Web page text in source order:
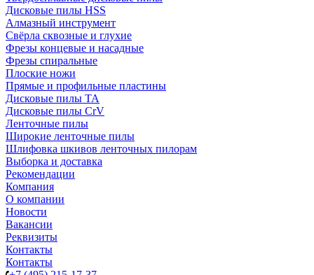
Дисковые пилы HSS
Алмазный инструмент
Свёрла сквозные и глухие
Фрезы концевые и насадные
Фрезы спиральные
Плоские ножи
Прямые и профильные пластины
Дисковые пилы TA
Дисковые пилы CrV
Ленточные пилы
Широкие ленточные пилы
Шлифовка шкивов ленточных пилорам
Выборка и доставка
Рекомендации
Компания
О компании
Новости
Вакансии
Реквизиты
Контакты
Контакты